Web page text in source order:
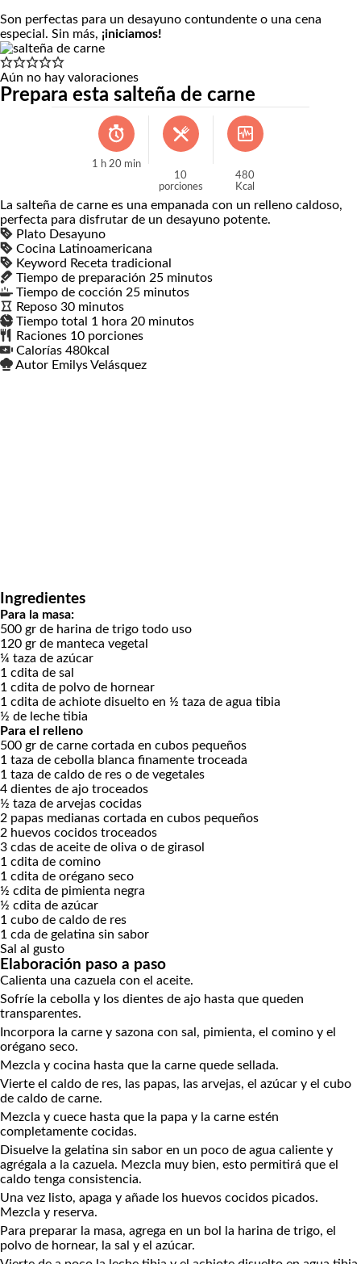
Son perfectas para un desayuno contundente o una cena
especial. Sin más, ¡iniciamos!
Aún no hay valoraciones
Prepara esta salteña de carne
1 h 20 min
10
porciones
480
Kcal
La salteña de carne es una empanada con un relleno caldoso,
perfecta para disfrutar de un desayuno potente.
Plato Desayuno
Cocina Latinoamericana
Keyword Receta tradicional
Tiempo de preparación 25 minutos
minutos
Tiempo de cocción 25 minutos
minutos
Reposo 30 minutos
minutos
Tiempo total 1 hora
hora 20 minutos
minutos
Raciones 10 porciones
Calorías 480kcal
Autor Emilys Velásquez
Ingredientes
Para la masa:
500 gr de harina de trigo todo uso
120 gr de manteca vegetal
¼ taza de azúcar
1 cdita de sal
1 cdita de polvo de hornear
1 cdita de achiote disuelto en ½ taza de agua tibia
½ de leche tibia
Para el relleno
500 gr de carne cortada en cubos pequeños
1 taza de cebolla blanca finamente troceada
1 taza de caldo de res o de vegetales
4 dientes de ajo troceados
½ taza de arvejas cocidas
2 papas medianas cortada en cubos pequeños
2 huevos cocidos troceados
3 cdas de aceite de oliva o de girasol
1 cdita de comino
1 cdita de orégano seco
½ cdita de pimienta negra
½ cdita de azúcar
1 cubo de caldo de res
1 cda de gelatina sin sabor
Sal al gusto
Elaboración paso a paso
Calienta una cazuela con el aceite.
Sofríe la cebolla y los dientes de ajo hasta que queden
transparentes.
Incorpora la carne y sazona con sal, pimienta, el comino y el
orégano seco.
Mezcla y cocina hasta que la carne quede sellada.
Vierte el caldo de res, las papas, las arvejas, el azúcar y el cubo
de caldo de carne.
Mezcla y cuece hasta que la papa y la carne estén
completamente cocidas.
Disuelve la gelatina sin sabor en un poco de agua caliente y
agrégala a la cazuela. Mezcla muy bien, esto permitirá que el
caldo tenga consistencia.
Una vez listo, apaga y añade los huevos cocidos picados.
Mezcla y reserva.
Para preparar la masa, agrega en un bol la harina de trigo, el
polvo de hornear, la sal y el azúcar.